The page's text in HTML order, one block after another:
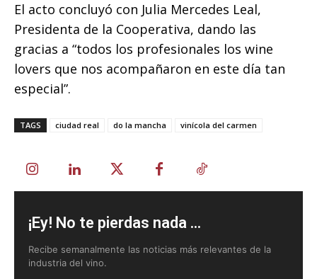
El acto concluyó con Julia Mercedes Leal,
Presidenta de la Cooperativa, dando las
gracias a “todos los profesionales los wine
lovers que nos acompañaron en este día tan
especial”.
TAGS ciudad real do la mancha vinícola del carmen
¡Ey! No te pierdas nada ...
Recibe semanalmente las noticias más relevantes de la
industria del vino.